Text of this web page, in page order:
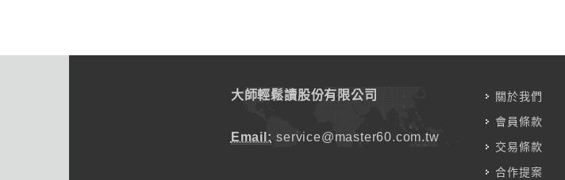
大師輕鬆讀股份有限公司
Email: service@master60.com.tw
關於我們
會員條款
交易條款
合作提案